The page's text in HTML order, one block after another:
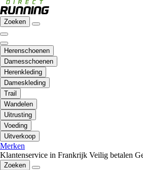
Zoeken
Herenschoenen
Damesschoenen
Herenkleding
Dameskleding
Trail
Wandelen
Uitrusting
Voeding
Uitverkoop
Merken
Klantenservice in Frankrijk Veilig betalen
Zoeken